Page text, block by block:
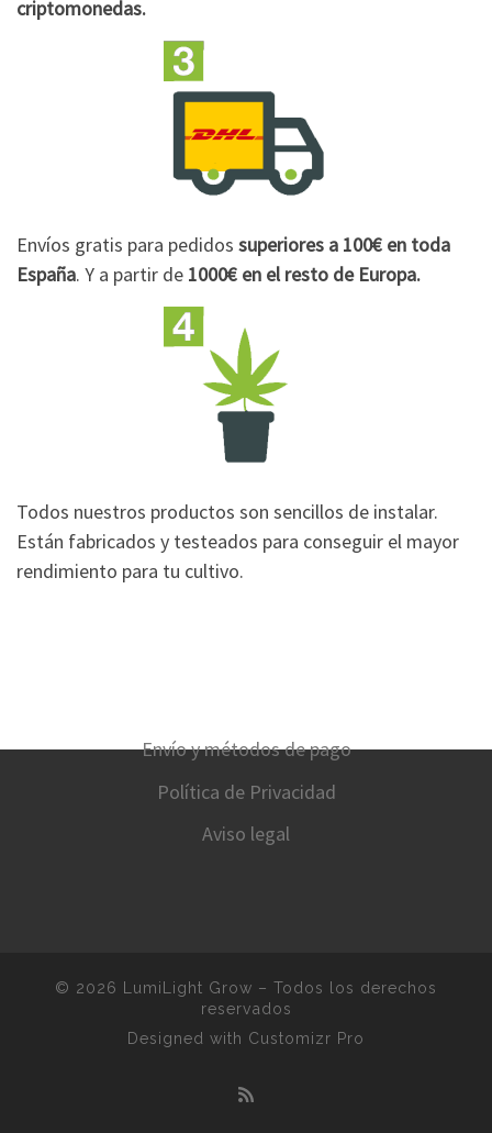
criptomonedas.
Envíos gratis para pedidos superiores a 100€ en toda
España. Y a partir de 1000€ en el resto de Europa.
Todos nuestros productos son sencillos de instalar.
Están fabricados y testeados para conseguir el mayor
rendimiento para tu cultivo.
Envío y métodos de pago
Política de Privacidad
Aviso legal
© 2026 LumiLight Grow – Todos los derechos
reservados
Designed with Customizr Pro